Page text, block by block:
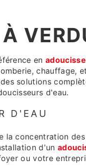
en
chauffage,
solutions
d'eau.
D'EAU
la concentration
d'un
ou votre